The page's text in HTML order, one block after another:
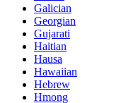
Galician
Georgian
Gujarati
Haitian
Hausa
Hawaiian
Hebrew
Hmong